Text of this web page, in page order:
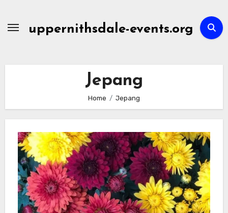
contentuppernithsdale-events.org
Jepang
Home Jepang